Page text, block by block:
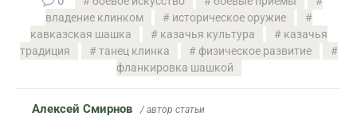
владение клинком
историческое оружие
кавказская шашка
казачья культура
казачья
традиция
танец клинка
физическое развитие
фланкировка шашкой
Алексей Смирнов / автор статьи